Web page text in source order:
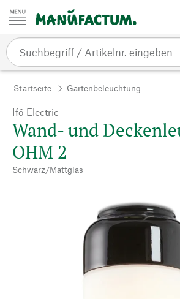
Zum Inhalt springen
Startseite Gartenbeleuchtung
Ifö Electric
Wand- und
OHM 2
Schwarz/Mattglas